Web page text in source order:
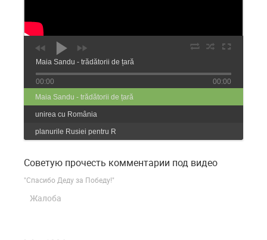
Maia Sandu - trădătorii de țară
00:00
00:00
Maia Sandu - trădătorii de țară
unirea cu România
planurile Rusiei pentru R
Советую прочесть комментарии под видео
"Спасибо Деду за Победу!"
Жалоба